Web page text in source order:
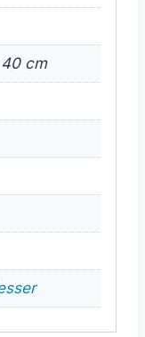
cm